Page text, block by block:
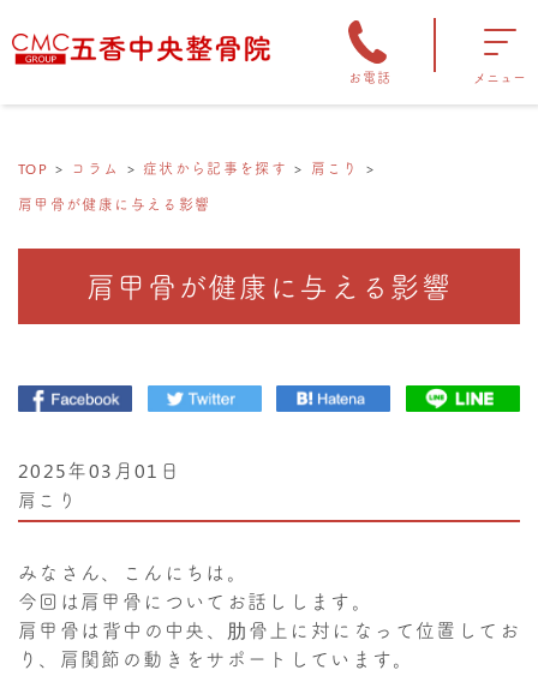
お電話 メニュー
TOP コラム 症状から記事を探す
肩こり
肩甲骨が健康に与える影響
肩甲骨が健康に与える影響
2025年03月01日
肩こり
みなさん、こんにちは。
今回は肩甲骨についてお話しします。
肩甲骨は背中の中央、肋骨上に対になって位置してお
り、肩関節の動きをサポートしています。